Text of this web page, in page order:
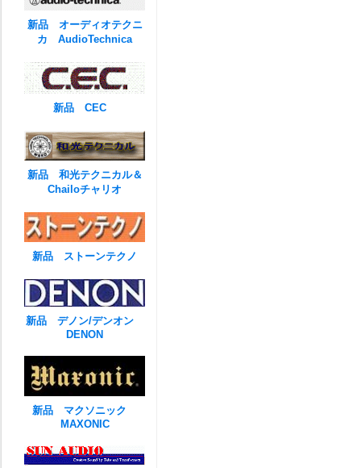
新品 オーディオテクニ
カ AudioTechnica
新品 CEC
新品 和光テクニカル＆
Chailoチャリオ
新品 ストーンテクノ
新品 デノン/デンオン
DENON
新品 マクソニック
MAXONIC